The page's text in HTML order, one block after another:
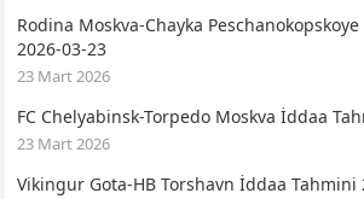
Rodina Moskva-Chayka
2026-03-23
23 Mart 2026
FC Chelyabinsk-Torpedo Moskva İddaa
23 Mart 2026
Vikingur Gota-HB Torshavn İddaa Tahmini